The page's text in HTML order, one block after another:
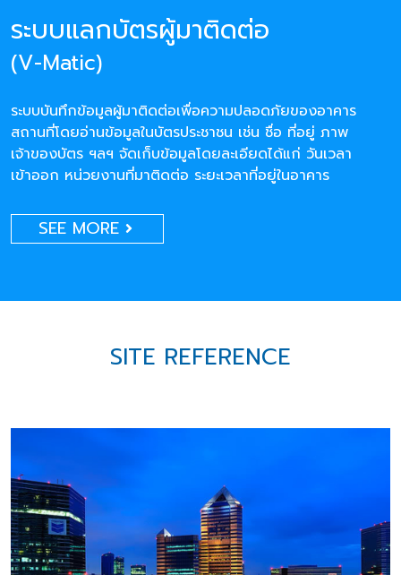
ระบบแลกบัตรผู้มาติดต่อ
(V-Matic)
ระบบบันทึกข้อมูลผู้มาติดต่อเพื่อความปลอดภัยของอาคาร
สถานที่โดยอ่านข้อมูลในบัตรประชาชน เช่น ชื่อ ที่อยู่ ภาพ
เจ้าของบัตร ฯลฯ จัดเก็บข้อมูลโดยละเอียดได้แก่ วันเวลา
เข้าออก หน่วยงานที่มาติดต่อ ระยะเวลาที่อยู่ในอาคาร
SEE MORE
SITE REFERENCE